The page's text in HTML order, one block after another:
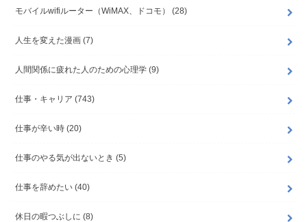
モバイルwifiルーター（WiMAX、ドコモ） (28)
人生を変えた漫画 (7)
人間関係に疲れた人のための心理学 (9)
仕事・キャリア (743)
仕事が辛い時 (20)
仕事のやる気が出ないとき (5)
仕事を辞めたい (40)
休日の暇つぶしに (8)